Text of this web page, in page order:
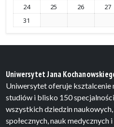
24
25 26 27
31
Uniwersytet Jana
Uniwersytet oferuje ksztalcenie
studiów i blisko 150
wszystkich dziedzin
społecznych, nauk medycznych